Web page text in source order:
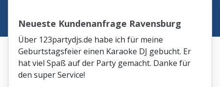
Neueste Kundenanfrage Ravensburg
Über 123partydjs.de habe ich für meine
Geburtstagsfeier einen Karaoke DJ gebucht. Er
hat viel Spaß auf der Party gemacht. Danke für
den super Service!